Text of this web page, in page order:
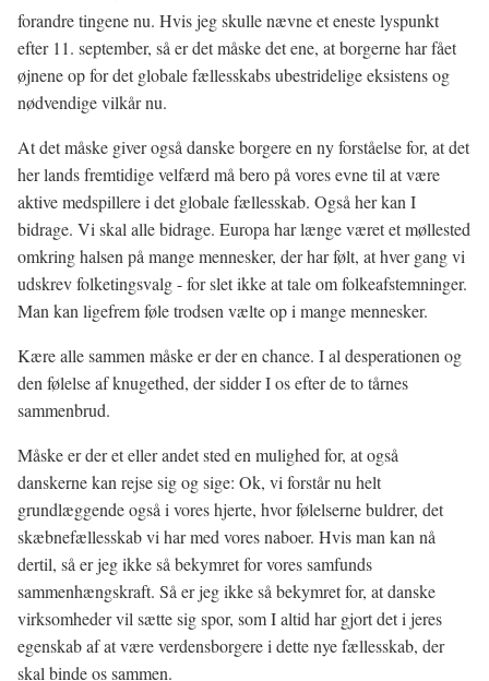
forandre tingene nu. Hvis jeg skulle nævne et eneste lyspunkt
efter 11. september, så er det måske det ene, at borgerne har fået
øjnene op for det globale fællesskabs ubestridelige eksistens og
nødvendige vilkår nu.
At det måske giver også danske borgere en ny forståelse for, at det
her lands fremtidige velfærd må bero på vores evne til at være
aktive medspillere i det globale fællesskab. Også her kan I
bidrage. Vi skal alle bidrage. Europa har længe været et møllested
omkring halsen på mange mennesker, der har følt, at hver gang vi
udskrev folketingsvalg - for slet ikke at tale om folkeafstemninger.
Man kan ligefrem føle trodsen vælte op i mange mennesker.
Kære alle sammen måske er der en chance. I al desperationen og
den følelse af knugethed, der sidder I os efter de to tårnes
sammenbrud.
Måske er der et eller andet sted en mulighed for, at også
danskerne kan rejse sig og sige: Ok, vi forstår nu helt
grundlæggende også i vores hjerte, hvor følelserne buldrer, det
skæbnefællesskab vi har med vores naboer. Hvis man kan nå
dertil, så er jeg ikke så bekymret for vores samfunds
sammenhængskraft. Så er jeg ikke så bekymret for, at danske
virksomheder vil sætte sig spor, som I altid har gjort det i jeres
egenskab af at være verdensborgere i dette nye fællesskab, der
skal binde os sammen.